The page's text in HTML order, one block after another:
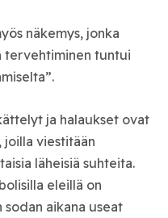
näkemys, jonka
tervehtiminen tuntui
ja halaukset ovat
joilla viestitään
läheisiä suhteita.
eleillä on
aikana useat